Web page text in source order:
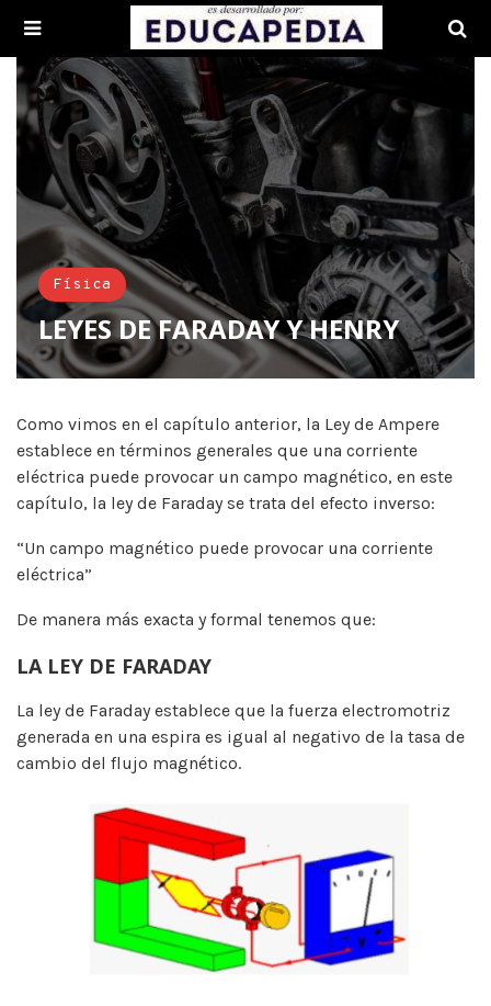
Física
LEYES DE FARADAY Y HENRY
Como vimos en el capítulo anterior, la Ley de Ampere
establece en términos generales que una corriente
eléctrica puede provocar un campo magnético, en este
capítulo, la ley de Faraday se trata del efecto inverso:
“Un campo magnético puede provocar una corriente
eléctrica”
De manera más exacta y formal tenemos que:
LA LEY DE FARADAY
La ley de Faraday establece que la fuerza electromotriz
generada en una espira es igual al negativo de la tasa de
cambio del flujo magnético.